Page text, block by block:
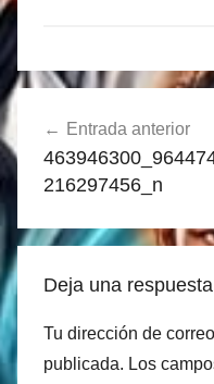
de
entradas
Entrada anterior
216297456_n
Deja una respuesta
Tu dirección de
publicada. Los